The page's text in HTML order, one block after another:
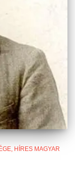
HÍRES MAGYAR